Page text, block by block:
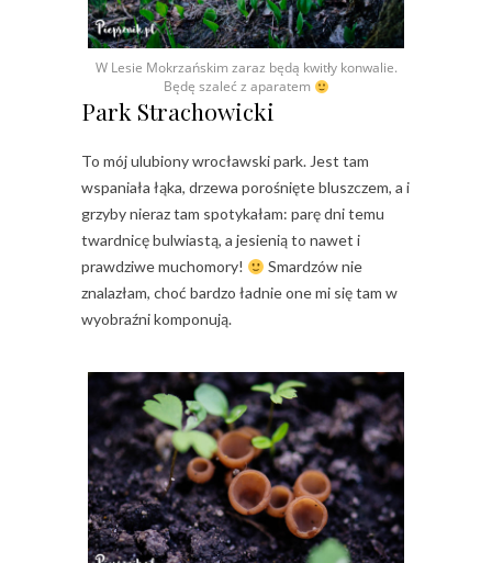
W Lesie Mokrzańskim zaraz będą kwitły konwalie.
Będę szaleć z aparatem
Park Strachowicki
To mój ulubiony wrocławski park. Jest tam
wspaniała łąka, drzewa porośnięte bluszczem, a i
grzyby nieraz tam spotykałam: parę dni temu
twardnicę bulwiastą, a jesienią to nawet i
prawdziwe muchomory!
Smardzów nie
znalazłam, choć bardzo ładnie one mi się tam w
wyobraźni komponują.